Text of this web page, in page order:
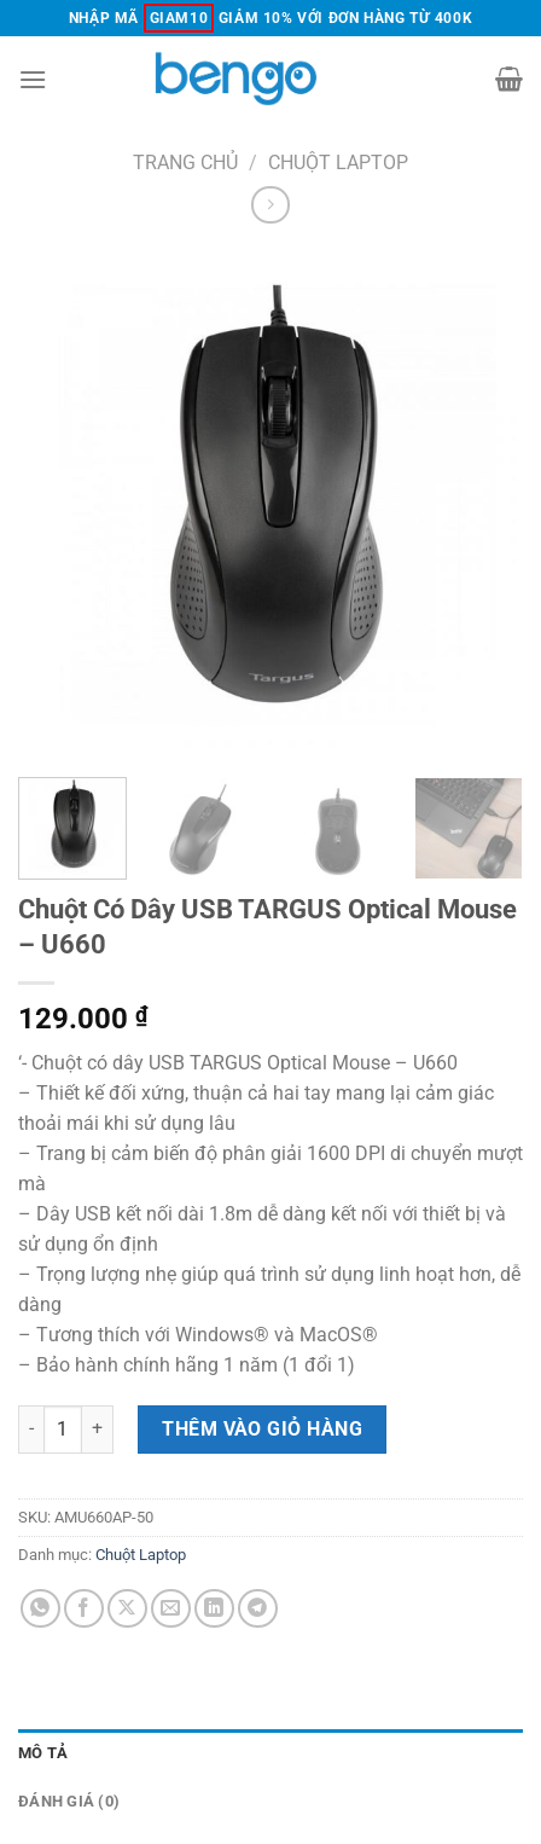
đến
nội
NHẬP MÃ GIAM10 GIẢM 10% VỚI ĐƠN HÀNG TỪ 400K
TRANG CHỦ / CHUỘT LAPTOP
Chuột Có Dây USB TARGUS Optical Mouse
– U660
129.000 ₫
‘- Chuột có dây USB TARGUS Optical Mouse – U660
– Thiết kế đối xứng, thuận cả hai tay mang lại cảm giác
thoải mái khi sử dụng lâu
– Trang bị cảm biến độ phân giải 1600 DPI di chuyển mượt
mà
– Dây USB kết nối dài 1.8m dễ dàng kết nối với thiết bị và
sử dụng ổn định
– Trọng lượng nhẹ giúp quá trình sử dụng linh hoạt hơn, dễ
dàng
– Tương thích với Windows® và MacOS®
– Bảo hành chính hãng 1 năm (1 đổi 1)
Chuột Có Dây USB TARGUS Optical Mouse - U660 số lượng
THÊM VÀO GIỎ HÀNG
SKU: AMU660AP-50
Danh mục: Chuột Laptop
MÔ TẢ
ĐÁNH GIÁ (0)